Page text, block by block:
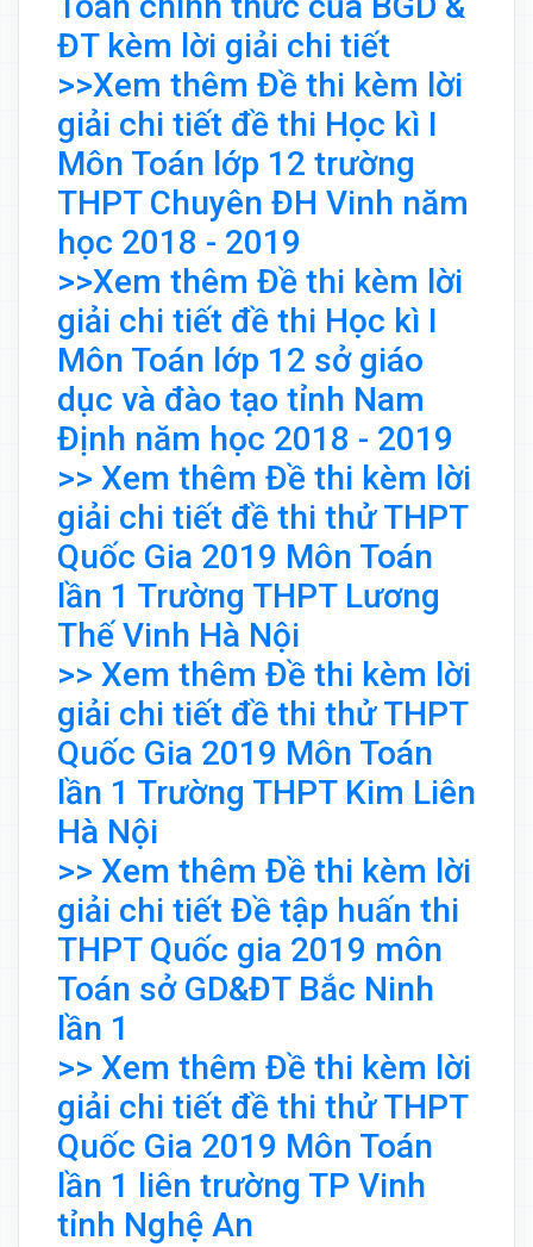
ĐT kèm lời giải chi tiết
>>Xem thêm Đề thi kèm lời
giải chi tiết đề thi Học kì I
Môn Toán lớp 12 trường
THPT Chuyên ĐH Vinh năm
học 2018 - 2019
>>Xem thêm Đề thi kèm lời
giải chi tiết đề thi Học kì I
Môn Toán lớp 12 sở giáo
dục và đào tạo tỉnh Nam
Định năm học 2018 - 2019
>> Xem thêm Đề thi kèm lời
giải chi tiết đề thi thử THPT
Quốc Gia 2019 Môn Toán
lần 1 Trường THPT Lương
Thế Vinh Hà Nội
>> Xem thêm Đề thi kèm lời
giải chi tiết đề thi thử THPT
Quốc Gia 2019 Môn Toán
lần 1 Trường THPT Kim Liên
Hà Nội
>> Xem thêm Đề thi kèm lời
giải chi tiết Đề tập huấn thi
THPT Quốc gia 2019 môn
Toán sở GD&ĐT Bắc Ninh
lần 1
>> Xem thêm Đề thi kèm lời
giải chi tiết đề thi thử THPT
Quốc Gia 2019 Môn Toán
lần 1 liên trường TP Vinh
tỉnh Nghệ An